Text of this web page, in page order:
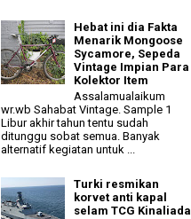
Hebat ini dia Fakta
Menarik Mongoose
Sycamore, Sepeda
Vintage Impian Para
Kolektor Item
Assalamualaikum
wr.wb Sahabat Vintage. Sample 1
Libur akhir tahun tentu sudah
ditunggu sobat semua. Banyak
alternatif kegiatan untuk ...
Turki resmikan
korvet anti kapal
selam TCG Kinaliada